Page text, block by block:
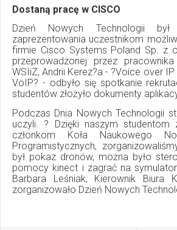
Dostaną pracę w CISCO
Dzień Nowych Technologii
zaprezentowania uczestnikom
firmie Cisco Systems Poland Sp. z
przeprowadzonej przez
WSIiZ, Andrii Kerez?a - ?Voice over
VoIP? - odbyło się spotkanie
studentów złożyło dokumenty
Podczas Dnia Nowych Technologii
uczyli. ? Dzięki naszym studentom
członkom Koła Naukowego
Programistycznych,
był pokaz dronów, można było
pomocy kinect i zagrać na
Barbara Leśniak, Kierownik Biura
zorganizowało Dzień Nowych